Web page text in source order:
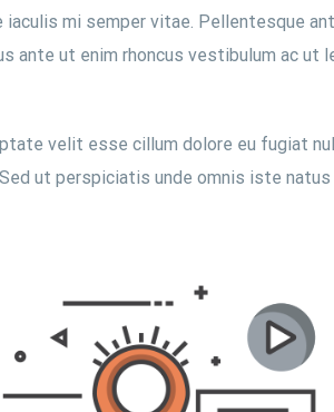
mi semper vitae. Pellentesque
ut enim rhoncus vestibulum ac ut
velit esse cillum dolore eu fugiat
ut perspiciatis unde omnis iste